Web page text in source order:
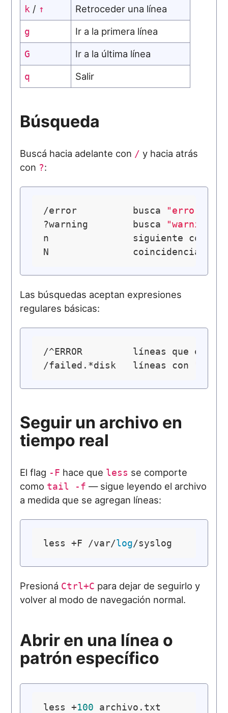
k / ↑ Retroceder una línea
g Ir a la primera línea
G Ir a la última línea
q Salir
Búsqueda
Buscá hacia adelante con / y hacia atrás
con ?:
/error          busca "error"
?warning        busca
"warning"
n               siguiente
Las búsquedas aceptan expresiones
regulares básicas:
/^ERROR         líneas que
/failed.*disk   líneas con
Seguir un archivo en
tiempo real
El flag -F hace que less se comporte
como tail -f — sigue leyendo el archivo
a medida que se agregan líneas:
less +F /var/log
Presioná Ctrl+C para dejar de seguirlo y
volver al modo de navegación normal.
Abrir en una línea o
patrón específico
less +100 archivo.txt